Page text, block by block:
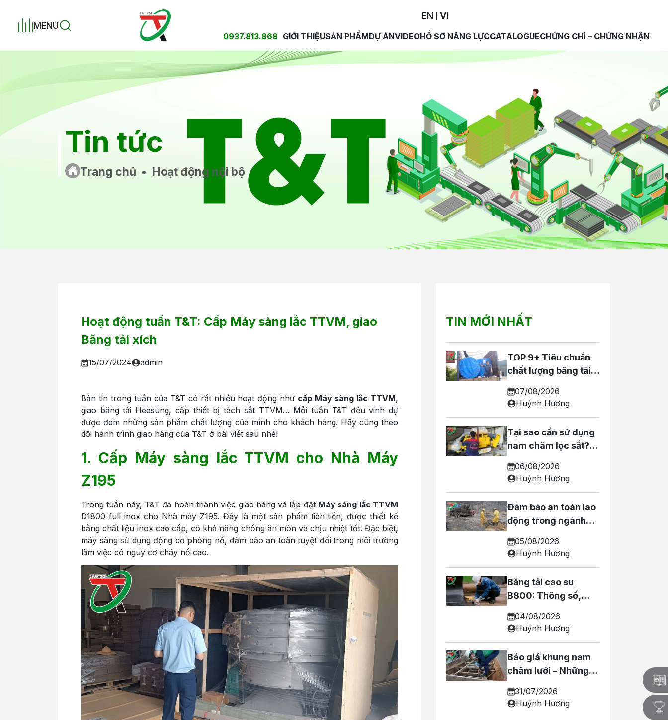
MENU
EN VI
0937.813.868 GIỚI THIỆUSẢN PHẨMDỰ ÁNVIDEOHỒ SƠ NĂNG LỰCCATALOGUECHỨNG CHỈ – CHỨNG NHẬN
Tin tức
Trang chủ • Hoạt động nội bộ
Hoạt động tuần T&T: Cấp Máy sàng lắc TTVM, giao
Băng tải xích
15/07/2024 admin
Bản tin trong tuần của T&T có rất nhiều hoạt động như cấp Máy sàng lắc TTVM,
giao băng tải Heesung, cấp thiết bị tách sắt TTVM… Mỗi tuần T&T đều vinh dự
được đem những sản phẩm chất lượng của mình cho khách hàng. Hãy cùng theo
dõi hành trình giao hàng của T&T ở bài viết sau nhé!
1. Cấp Máy sàng lắc TTVM cho Nhà Máy
Z195
Trong tuần này, T&T đã hoàn thành việc giao hàng và lắp đặt Máy sàng lắc TTVM
D1800 full inox cho Nhà máy Z195. Đây là một sản phẩm tiên tiến, được thiết kế
bằng chất liệu inox cao cấp, có khả năng chống ăn mòn và chịu nhiệt tốt. Đặc biệt,
máy sàng sử dụng động cơ phòng nổ, đảm bảo an toàn tuyệt đối trong môi trường
làm việc có nguy cơ cháy nổ cao.
TIN MỚI NHẤT
TOP 9+ Tiêu chuẩn
chất lượng băng tải
nên NẰM LÒNG
07/08/2026
Huỳnh Hương
Tại sao cần sử dụng
nam châm lọc sắt? 5
06/08/2026
Huỳnh Hương
Đảm bảo an toàn lao
động trong ngành
vật liệu xây dựng tại
Nghệ An
05/08/2026
Huỳnh Hương
Băng tải cao su
B800: Thông số,
dẫn lựa chọn!
04/08/2026
Huỳnh Hương
Báo giá khung nam
châm lưới – Những
trước khi đặt hàng
31/07/2026
Huỳnh Hương